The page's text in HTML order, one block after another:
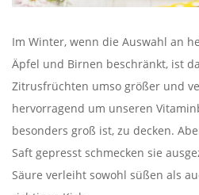
Im Winter, wenn die Auswahl an
Äpfel und Birnen beschränkt, ist
Zitrusfrüchten umso größer und
hervorragend um unseren
besonders groß ist, zu decken.
Saft gepresst schmecken sie
Säure verleiht sowohl süßen als